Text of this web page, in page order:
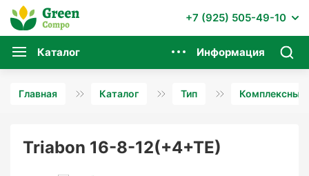
+7 (925) 505-49-10
Каталог Информация
Главная Каталог Тип Комплексные
Triabon 16-8-12(+4+TE)